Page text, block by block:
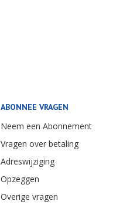
ABONNEE VRAGEN
Neem een Abonnement
Vragen over betaling
Adreswijziging
Opzeggen
Overige vragen